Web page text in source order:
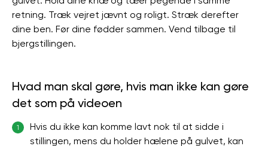
retning. Træk vejret jævnt og roligt. Stræk derefter
dine ben. Før dine fødder sammen. Vend tilbage til
bjergstillingen.
Hvad man skal gøre, hvis man ikke kan gøre
det som på videoen
1
Hvis du ikke kan komme lavt nok til at sidde i
stillingen, mens du holder hælene på gulvet, kan